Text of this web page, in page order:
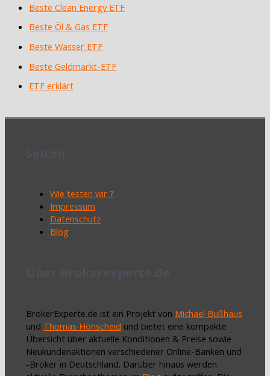
Beste Clean Energy ETF
Beste Öl & Gas ETF
Beste Wasser ETF
Beste Geldmarkt-ETF
ETF erklärt
Wie testen wir ?
Impressum
Datenschutz
Blog
BrokerExperte.de ist ein Projekt von Michael Bußhaus
und Thomas Hönscheid und bietet eine kompakte
Übersicht über aktuelle Konditionen & Preise sowie
Neukundenaktionen verschiedener Online-Banken und
-Broker in Deutschland. Darüber hinaus werden